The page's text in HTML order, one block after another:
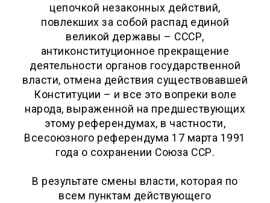
цепочкой незаконных действий,
повлекших за собой распад единой
великой державы – СССР,
антиконституционное прекращение
деятельности органов государственной
власти, отмена действия существовавшей
Конституции – и все это вопреки воле
народа, выраженной на предшествующих
этому референдумах, в частности,
Всесоюзного референдума 17 марта 1991
года о сохранении Союза ССР.
В результате смены власти, которая по
всем пунктам действующего